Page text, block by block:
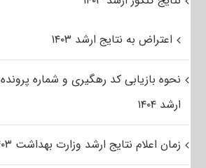
اعتراض به نتایج ارشد ۱۴۰۳
نحوه بازیابی کد رهگیری و شماره پرونده
ارشد ۱۴۰۴
زمان اعلام نتایج ارشد وزارت بهداشت ۱۴۰۳